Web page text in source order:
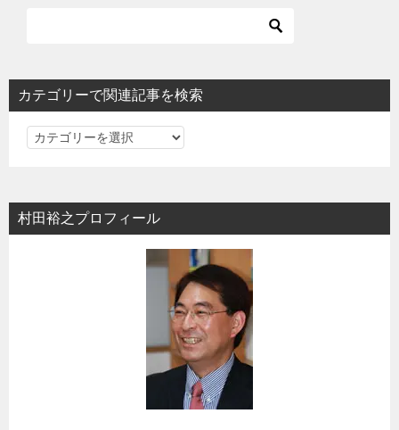
カテゴリーで関連記事を検索
カ
リ
ー
村田裕之プロフィール